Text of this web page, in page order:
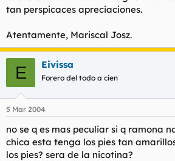
Ampliar (Click)
En la planta del pie izquierdo de la
lleva la mujer. Esto hace suponer
peluca es mas bien mala...
en unatienda de 1 € de chinos
la tienda? :1
El tatuaje que lleva inscrito la
tierra el intento de... no ser
familiares. Me parece apreciar dos
una minúscula "R R m". ¿Serán
como deduce Dr.Perry Mason
tan perspicaces apreciaciones.
Atentamente, Mariscal Josz.
E Eivissa
Forero del todo a cien
5 Mar 2004
no se q es mas peculiar si q ramona
chica esta tenga los pies tan
los pies? sera de la nicotina?